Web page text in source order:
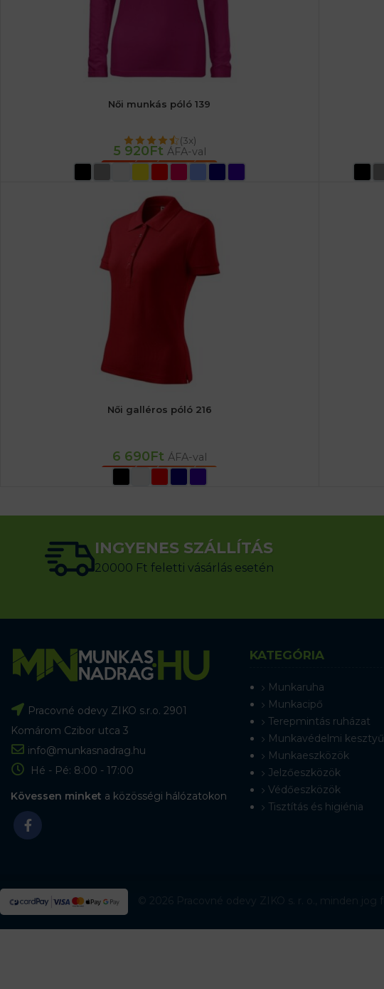
Női munkás póló 139
(3x)
5 920Ft ÁFA-val
OPCIÓK VÁLASZTÁSA
Női galléros póló 216
6 690Ft ÁFA-val
OPCIÓK VÁLASZTÁSA
INGYENES SZÁLLÍTÁS
20000 Ft feletti vásárlás esetén
Pracovné odevy ZIKO s.r.o. 2901
Komárom Czibor utca 3
info@munkasnadrag.hu
Hé - Pé: 8:00 - 17:00
Kövessen minket a közösségi hálózatokon
KATEGÓRIA
Munkaruha
Munkacipő
Terepmintás ruházat
Munkavédelmi kesztyű
Munkaeszközök
Jelzőeszközök
Védőeszközök
Tisztítás és higiénia